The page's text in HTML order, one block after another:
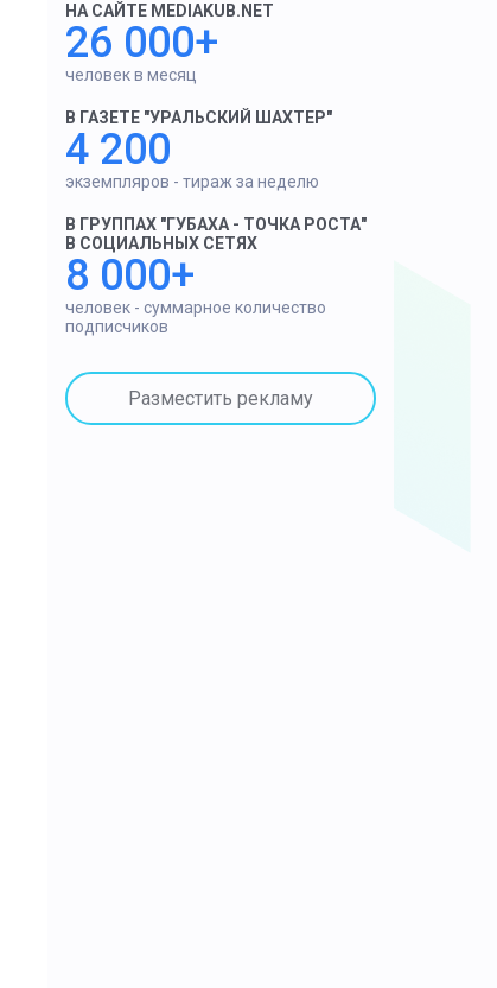
НА САЙТЕ MEDIAKUB.NET
26 000+
человек в месяц
В ГАЗЕТЕ "УРАЛЬСКИЙ ШАХТЕР"
4 200
экземпляров - тираж за неделю
В ГРУППАХ "ГУБАХА - ТОЧКА РОСТА"
В СОЦИАЛЬНЫХ СЕТЯХ
8 000+
человек - суммарное количество
подписчиков
Разместить рекламу